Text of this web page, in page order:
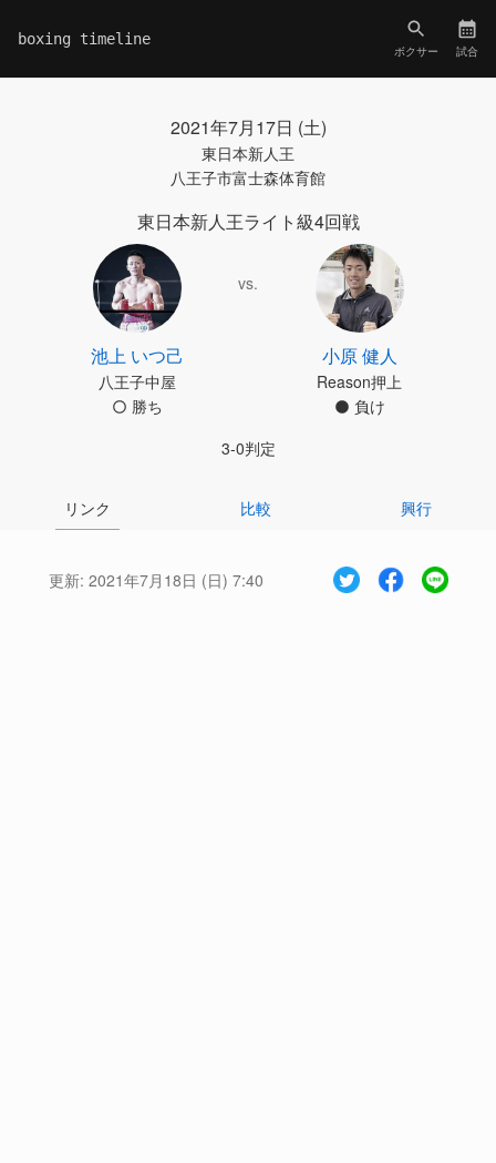
boxing timeline
ボクサー 試合
2021年7月17日 (土)
東日本新人王
八王子市富士森体育館
東日本新人王ライト級4回戦
池上 いつ己
八王子中屋
勝ち
vs.
小原 健人
Reason押上
負け
3-0判定
リンク 比較 興行
更新: 2021年7月18日 (日) 7:40